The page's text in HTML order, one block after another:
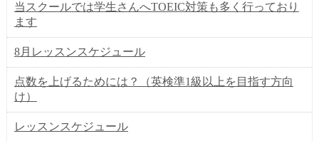
当スクールでは学生さんへTOEIC対策も多く行っており
ます
8月レッスンスケジュール
点数を上げるためには？（英検準1級以上を目指す方向
け）
レッスンスケジュール